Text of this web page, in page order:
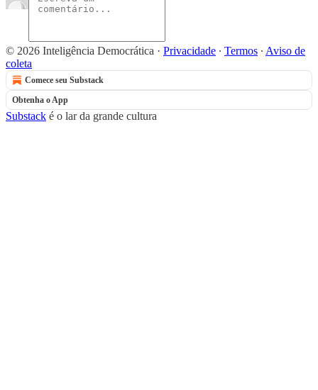
© 2026 Inteligência Democrática · Privacidade ∙ Termos ∙ Aviso de
coleta
Comece seu Substack
Obtenha o App
Substack é o lar da grande cultura